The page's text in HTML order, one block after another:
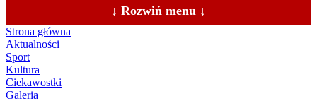
↓ Rozwiń menu ↓
Strona główna
Aktualności
Sport
Kultura
Ciekawostki
Galeria